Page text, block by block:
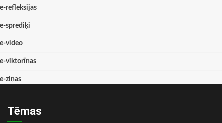
e-refleksijas
e-sprediķi
e-video
e-viktorīnas
e-ziņas
Tēmas